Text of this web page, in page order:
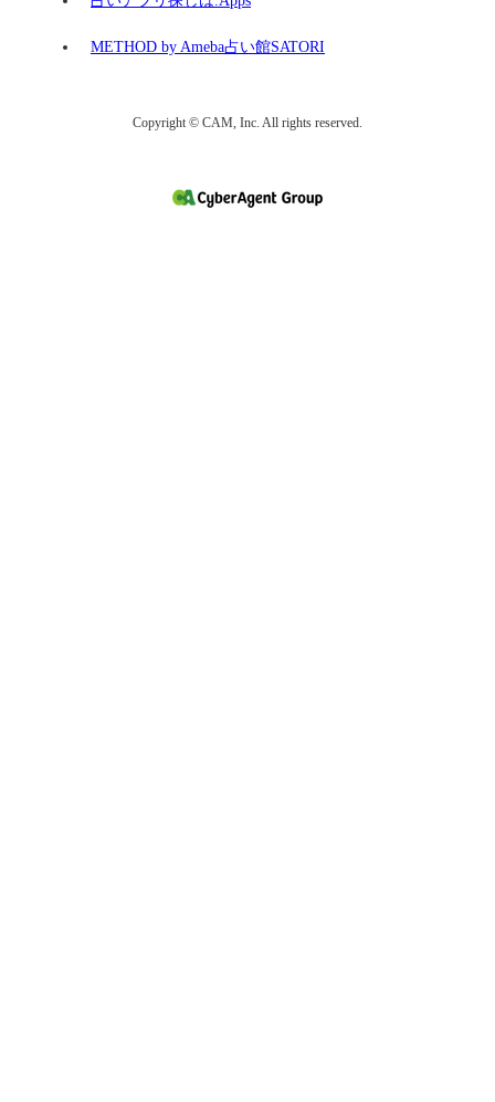
METHOD by Ameba占い館SATORI
Copyright © CAM, Inc. All rights reserved.